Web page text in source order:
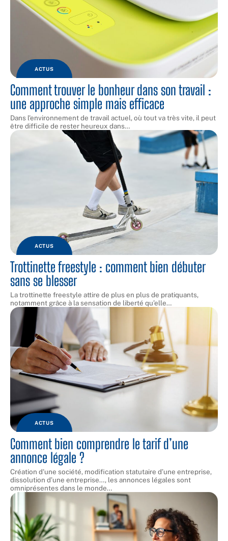
ACTUS
Comment trouver le bonheur dans son travail :
une approche simple mais efficace
Dans l'environnement de travail actuel, où tout va très vite, il peut
être difficile de rester heureux dans…
ACTUS
Trottinette freestyle : comment bien débuter
sans se blesser
La trottinette freestyle attire de plus en plus de pratiquants,
notamment grâce à la sensation de liberté qu’elle…
ACTUS
Comment bien comprendre le tarif d’une
annonce légale ?
Création d'une société, modification statutaire d’une entreprise,
dissolution d’une entreprise…, les annonces légales sont
omniprésentes dans le monde…